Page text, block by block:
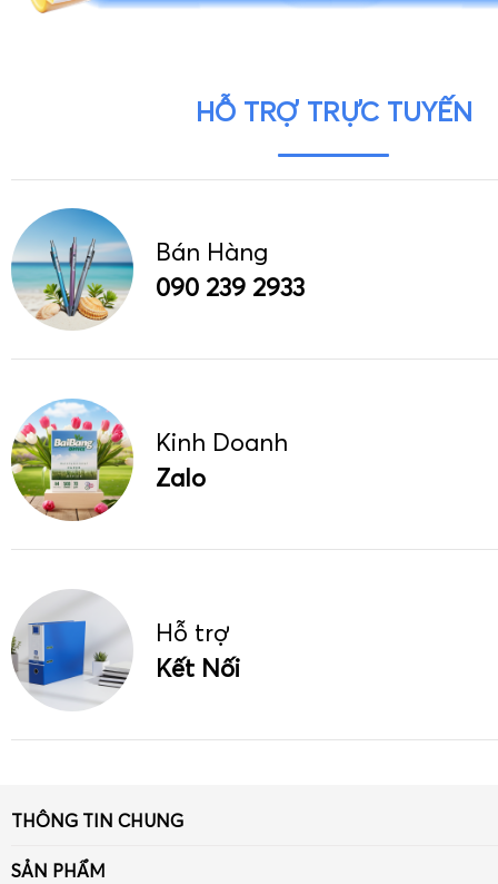
HỖ TRỢ TRỰC TUYẾN
Bán Hàng
090 239 2933
Kinh Doanh
Zalo
Hỗ trợ
Kết Nối
SẢN PHẨM
THÔNG TIN CHUNG